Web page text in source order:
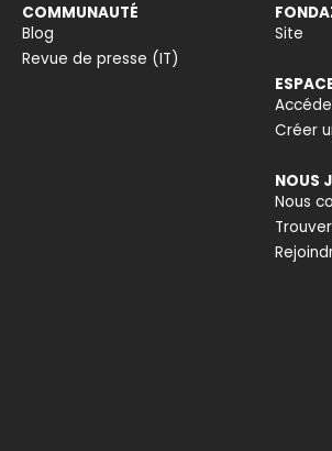
COMMUNAUTÉ
Blog
Revue de presse (IT)
Site
Créer
NOUS
Nous